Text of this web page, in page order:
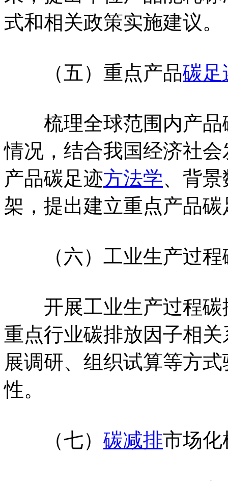
式和相关政策实施建议。
（五）重点产品碳足
梳理全球范围内产品
情况，结合我国经济社
产品碳足迹方法学、背
架，提出建立重点产品
（六）工业生产过程
开展工业生产过程碳
重点行业碳排放因子相
展调研、组织试算等方
性。
（七） 碳减排市场化